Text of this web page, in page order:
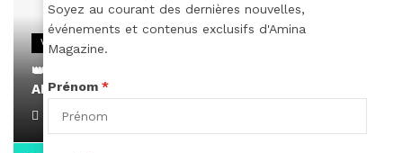
VIDEOS
👑 Remerciements à Ayden pour son message sur
AMINA, le Magazine de la Femme
April 1, 2022
Soyez au courant des dernières nouvelles,
événements et contenus exclusifs d'Amina
Magazine.
Prénom *